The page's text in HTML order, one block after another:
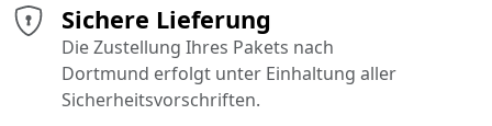
Sichere Lieferung
Die Zustellung Ihres Pakets nach
Dortmund erfolgt unter Einhaltung aller
Sicherheitsvorschriften.